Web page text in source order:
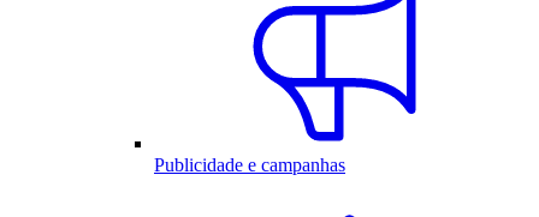
Publicidade e campanhas